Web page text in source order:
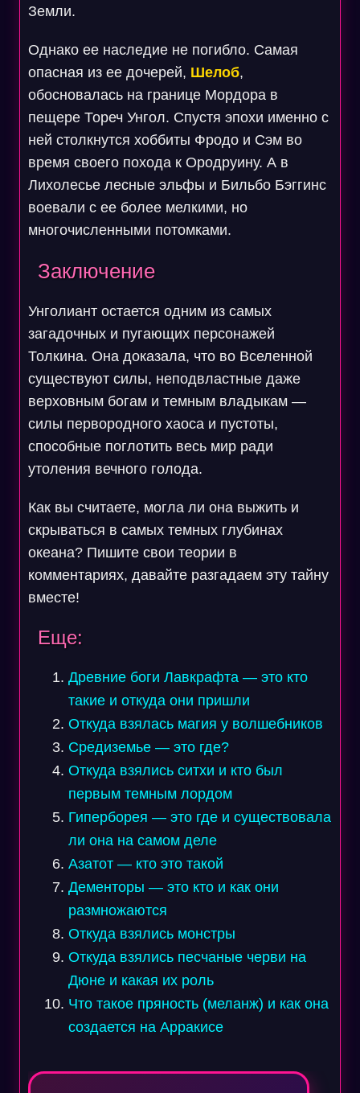
Земли.
Однако ее наследие не погибло. Самая
опасная из ее дочерей, Шелоб,
обосновалась на границе Мордора в
пещере Тореч Унгол. Спустя эпохи именно с
ней столкнутся хоббиты Фродо и Сэм во
время своего похода к Ородруину. А в
Лихолесье лесные эльфы и Бильбо Бэггинс
воевали с ее более мелкими, но
многочисленными потомками.
Заключение
Унголиант остается одним из самых
загадочных и пугающих персонажей
Толкина. Она доказала, что во Вселенной
существуют силы, неподвластные даже
верховным богам и темным владыкам —
силы первородного хаоса и пустоты,
способные поглотить весь мир ради
утоления вечного голода.
Как вы считаете, могла ли она выжить и
скрываться в самых темных глубинах
океана? Пишите свои теории в
комментариях, давайте разгадаем эту тайну
вместе!
Еще:
Древние боги Лавкрафта — это кто
такие и откуда они пришли
Откуда взялась магия у волшебников
Средиземье — это где?
Откуда взялись ситхи и кто был
первым темным лордом
Гиперборея — это где и существовала
ли она на самом деле
Азатот — кто это такой
Дементоры — это кто и как они
размножаются
Откуда взялись монстры
Откуда взялись песчаные черви на
Дюне и какая их роль
Что такое пряность (меланж) и как она
создается на Арракисе
Навигация